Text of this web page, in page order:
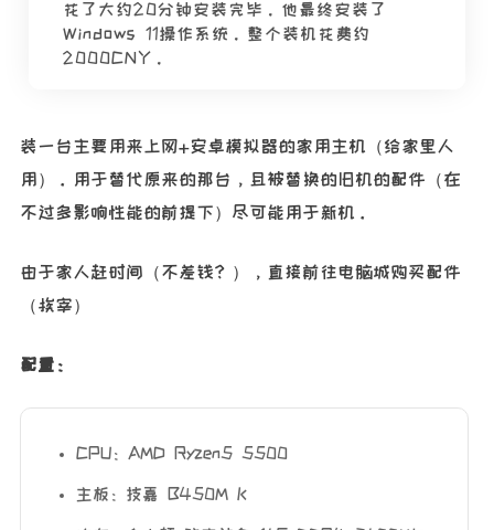
花了大约20分钟安装完毕。他最终安装了
Windows 11操作系统。整个装机花费约
2000CNY。
装一台主要用来上网+安卓模拟器的家用主机（给家里人
用）。用于替代原来的那台，且被替换的旧机的配件（在
不过多影响性能的前提下）尽可能用于新机。
由于家人赶时间（不差钱？），直接前往电脑城购买配件
（挨宰）
配置：
CPU：AMD Ryzen5 5500
主板：技嘉 B450M K